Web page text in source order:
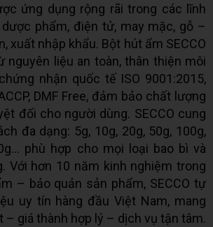
ứng dụng rộng rãi trong các lĩnh
phẩm, điện tử, may mặc, gỗ –
xuất nhập khẩu. Bột hút ẩm SECCO
nguyên liệu an toàn, thân thiện môi
nhận quốc tế ISO 9001:2015,
DMF Free, đảm bảo chất lượng
đối cho người dùng. SECCO cung
đa dạng: 5g, 10g, 20g, 50g, 100g,
phù hợp cho mọi loại bao bì và
Với hơn 10 năm kinh nghiệm trong
– bảo quản sản phẩm, SECCO tự
uy tín hàng đầu Việt Nam, mang
– giá thành hợp lý – dịch vụ tận tâm.